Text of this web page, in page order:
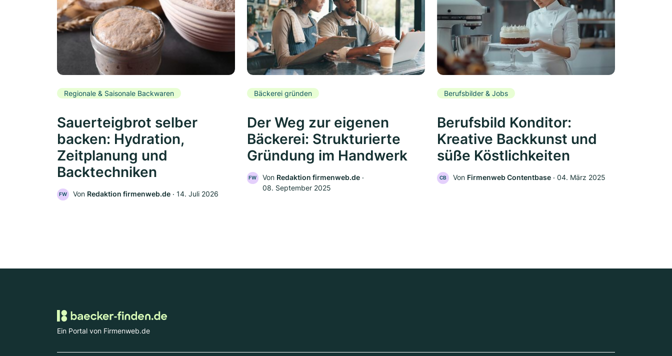
Regionale & Saisonale Backwaren
Sauerteigbrot selber
backen: Hydration,
Zeitplanung und
Backtechniken
FW Von Redaktion firmenweb.de ‧ 14. Juli 2026
Bäckerei gründen
Der Weg zur eigenen
Bäckerei: Strukturierte
Gründung im Handwerk
FW Von Redaktion firmenweb.de‧
08. September 2025
Berufsbilder & Jobs
Berufsbild Konditor:
Kreative Backkunst und
süße Köstlichkeiten
CB Von Firmenweb Contentbase ‧ 04. März 2025
Ein Portal von Firmenweb.de